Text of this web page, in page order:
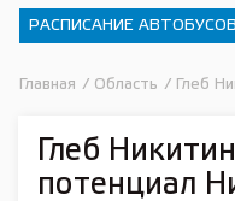
РАСПИСАНИЕ АВТОБУСОВ
Главная / Область / Глеб
Глеб
потенциал